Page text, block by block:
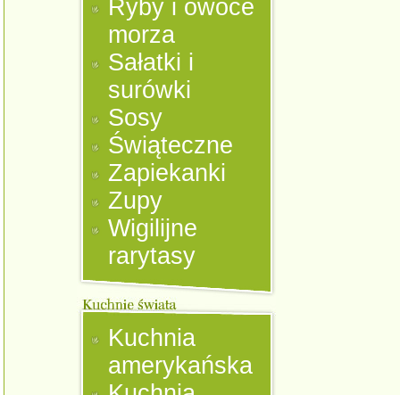
Ryby i owoce
morza
Sałatki i
surówki
Sosy
Świąteczne
Zapiekanki
Zupy
Wigilijne
rarytasy
Kuchnia
amerykańska